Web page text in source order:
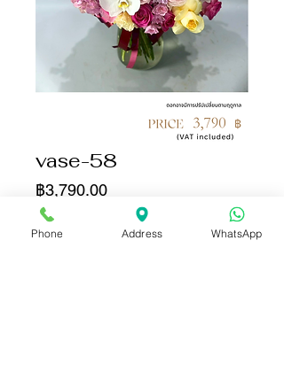
vase-58
฿3,790.00ราคา
จำนวน
Phone Address WhatsApp